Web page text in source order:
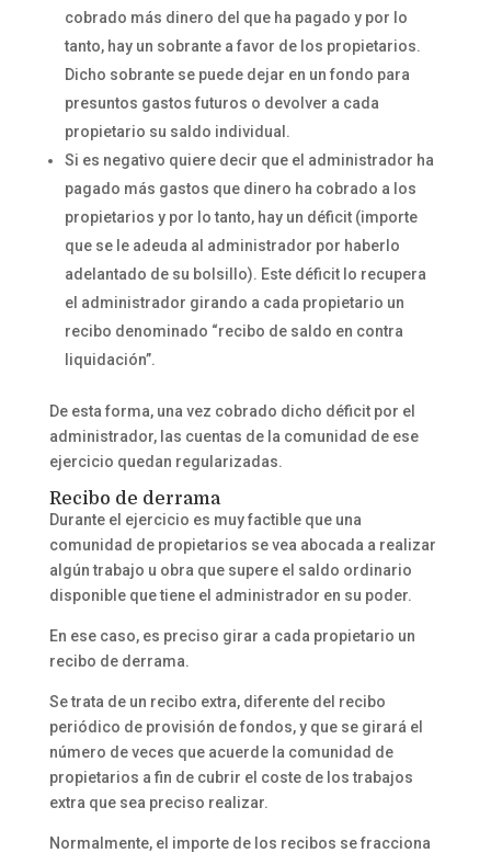
cobrado más dinero del que ha pagado y por lo
tanto, hay un sobrante a favor de los propietarios.
Dicho sobrante se puede dejar en un fondo para
presuntos gastos futuros o devolver a cada
propietario su saldo individual.
Si es negativo quiere decir que el administrador ha
pagado más gastos que dinero ha cobrado a los
propietarios y por lo tanto, hay un déficit (importe
que se le adeuda al administrador por haberlo
adelantado de su bolsillo). Este déficit lo recupera
el administrador girando a cada propietario un
recibo denominado “recibo de saldo en contra
liquidación”.
De esta forma, una vez cobrado dicho déficit por el
administrador, las cuentas de la comunidad de ese
ejercicio quedan regularizadas.
Recibo de derrama
Durante el ejercicio es muy factible que una
comunidad de propietarios se vea abocada a realizar
algún trabajo u obra que supere el saldo ordinario
disponible que tiene el administrador en su poder.
En ese caso, es preciso girar a cada propietario un
recibo de derrama.
Se trata de un recibo extra, diferente del recibo
periódico de provisión de fondos, y que se girará el
número de veces que acuerde la comunidad de
propietarios a fin de cubrir el coste de los trabajos
extra que sea preciso realizar.
Normalmente, el importe de los recibos se fracciona